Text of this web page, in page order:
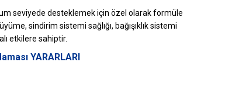
seviyede desteklemek için özel olarak formüle
sindirim sistemi sağlığı, bağışıklık sistemi
etkilere sahiptir.
YARARLARI